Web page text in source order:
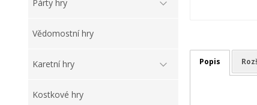
Párty hry
Vědomostní hry
Karetní hry
Kostkové hry
Popis